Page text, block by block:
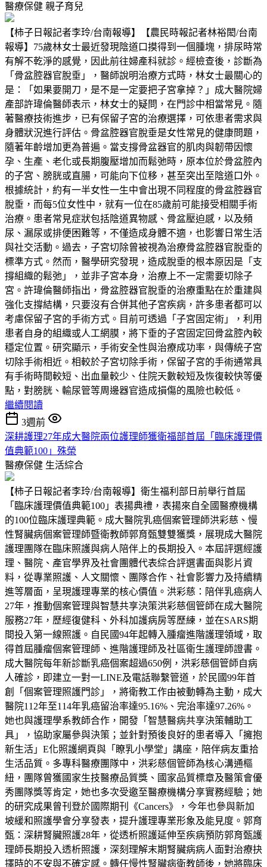
醫療保健 親子育兒
【柿子日報記者李玲/台南報導】【農民時報記者林裕閎/台南
報導】75歲林女士最近發現陰道口摸得到一個腫塊，排尿時常
有解不乾淨的感覺，因此前往婦產科就診。經檢查後，診斷為
「骨盆腔器官脫垂」，醫師說明治療方式時，林女士最關心的
是：「如果要開刀，是不是一定要把子宮拿掉？」成大醫院婦
產部許瑋倫醫師表示，林女士的疑問，在門診中相當常見。隨
著醫療技術進步，已有保留子宮的治療選擇，可依患者需求與
身體狀況進行評估。骨盆腔器官脫垂是女性常見的健康問題，
隨著年齡增加更為普遍。當支撐骨盆器官的肌肉與韌帶因懷
孕、生產、老化或長期腹壓增加而鬆弛時，原本位於骨盆腔內
的子宮、膀胱或直腸，可能向下位移，甚至突出至陰道口外。
根據統計，約有一半女性一生中會出現不同程度的骨盆腔器官
脫垂，而每5位女性中，就有一位在85歲前可能接受相關手術
治療。患者常見症狀包括陰道異物感、骨盆壓迫感，以及頻
尿、漏尿或排便困難等，不僅造成身體不適，也影響日常生活
與社交活動。過去，子宮切除曾被視為治療骨盆腔器官脫垂的
標準方式。然而，醫學研究發現，造成脫垂的根本原因是「支
撐組織的鬆弛」，並非子宮本身，治療上不一定需要切除子
宮。許瑋倫醫師指出，骨盆腔器官脫垂的治療重點在於重建與
強化支撐結構，只要沒有合併其他子宮疾病，許多患者都可以
考慮保留子宮的手術方式。目前可透過「子宮固定術」，利用
患者自身的組織或人工網膜，將下垂的子宮固定回骨盆腔內較
穩定位置。研究顯示，手術安全性與治療成功率，與傳統子宮
切除手術相近。相較於子宮切除手術，保留子宮的手術通常具
有手術時間較短、出血量較少、住院天數較短及恢復較快等優
點，對膀胱、輸尿管等周邊器官造成損傷的風險也較低。
繼續閱讀
3週前
深耕護理27年成大醫院兩位護理師獲衛福部首屆「臨床護理價
值典範100」殊榮
醫療保健 生活綜合
【柿子日報記者李玲/台南報導】衛生福利部日前舉行首屆
「臨床護理價值典範100」表揚典禮，表揚來自全國醫療機構
的100位臨床護理典範。成大醫院乳癌個案管理師洪彩慈、慢
性腎臟病個案管理師暨衛教師郭育甄雙雙獲獎，展現成大醫院
護理團隊在臨床照護與病人陪伴上的長期投入。本屆評選經護
理、醫院、產官學界及社會團體代表綜合評選書面與影片資
料，從專業照護、人文關懷、團隊合作、社會影響力及持續精
進等層面，呈現護理專業的核心價值。洪彩慈：陪伴乳癌病人
27年，推動個案管理與智慧共享決策洪彩慈個管師在成大醫院
服務27年，歷經復健科、外科加護病房等歷練，並在SARS期
間投入第一線照護。自民國94年起轉入腫瘤進階護理領域，取
得首屆腫瘤個案管理師、進階護理師及社區衛生護理師證書。
成大醫院每年新診斷乳癌個案超過650例，洪彩慈個管師自病
人確診，即建立一對一LINE及電話聯繫管道，於民國99年首
創「個案管理照護門診」，將衛教工作由被動轉為主動，成大
醫院112年至114年乳癌留治率達95.16%、完治率達97.26%。
她也與護理學系教師合作，開發「智慧醫病共享決策輔助工
具」，協助家屬參與決策；並針對預後良好的患者導入「擁抱
新生活」E化照護網頁與「瞭乳小學堂」講座，陪伴病友重拾
生活品質。多專科醫療團隊中，洪彩慈個管師為核心溝通樞
紐，團隊曾獲國家生技醫療品質獎、國家品質標章及醫策會優
秀團隊獎等肯定，她也多次受邀至醫療機構分享實務經驗；她
的研究成果曾刊登於國際期刊《Cancers》，今年也參與新加
坡緩和照護學會分享發表，提升護理專業形象及能見度。郭育
甄：深耕腎臟照護28年，從透析照護延伸至疾病預防郭育甄護
理師長期投入透析照護，深刻理解末期腎臟病病人面對治療抉
擇時的不安與不確定感。轉任慢性腎臟病衛教師後，她將臨床